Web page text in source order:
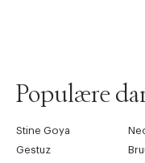
Populære
Stine Goya
Gestuz